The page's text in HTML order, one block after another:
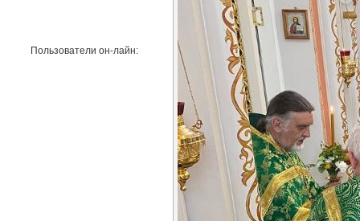
Пользователи он-лайн: